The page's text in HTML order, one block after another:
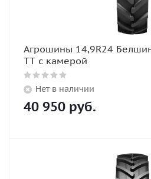
Агрошины 14,9R24
TT с камерой
Нет в наличии
40 950 руб.